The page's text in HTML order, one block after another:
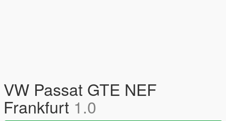
VW Passat GTE NEF
Frankfurt 1.0